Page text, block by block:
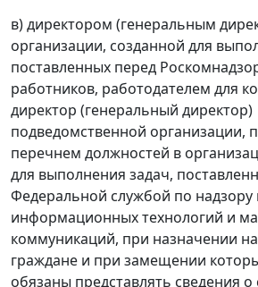
в) директором (генеральным
организации, созданной для
поставленных перед
работников, работодателем для
директор (генеральный директор)
подведомственной организации,
перечнем должностей в
для выполнения задач,
Федеральной службой по надзору
информационных технологий и
коммуникаций, при назначении
граждане и при замещении
обязаны представлять сведения о